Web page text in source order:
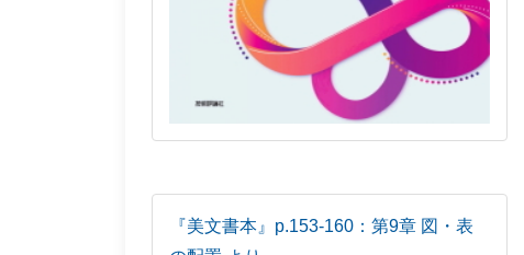
『美文書本』p.153-160：第9章 図・表